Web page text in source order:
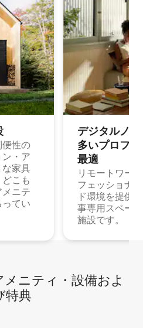
性の
・ア
家具
こも
ニテ
てい
デジタルノ
多⁠いプ⁠ロ⁠フ⁠
最⁠適
リモートワー
フェッショナ
ド環境を提供
事専用スペー
施設です。
ニ⁠テ⁠ィ⁠・設⁠備⁠およ
特⁠典